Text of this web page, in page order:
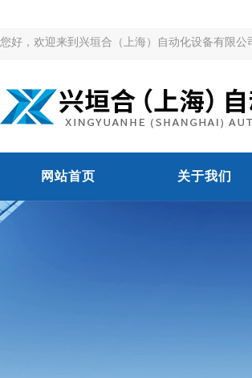
您好，欢迎来到兴垣合（上海）自动化设备有限公
网站首页 关于我们